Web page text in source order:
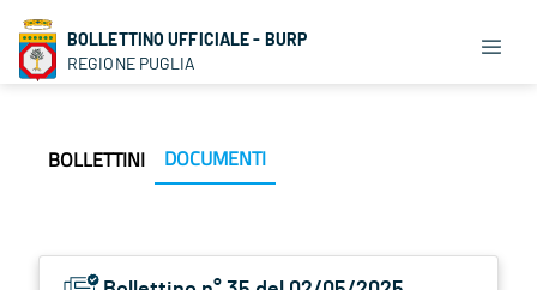
BOLLETTINO UFFICIALE - BURP
REGIONE PUGLIA
BOLLETTINI DOCUMENTI